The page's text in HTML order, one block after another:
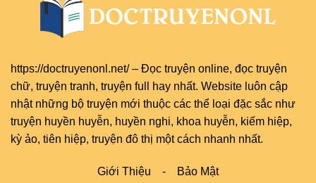
https://doctruyenonl.net/– Đọc truyện online, đọc truyện
chữ, truyện tranh, truyện full
hay nhất. Website luôn cập
nhật những bộ truyện mới thuộc các thể loại đặc sắc như
truyện huyền huyễn, huyền nghi, khoa huyễn, kiếm hiệp,
kỳ ảo, tiên hiệp, truyện đô thị một cách nhanh nhất.
Giới Thiệu - Bảo Mật